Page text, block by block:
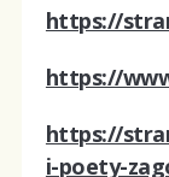
https://
https://
https://
i-poety-